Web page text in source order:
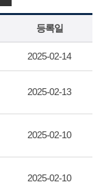
등록일
2025-02-14
2025-02-13
2025-02-10
2025-02-10